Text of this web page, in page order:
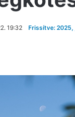
19:32 Frissítve: 2025,